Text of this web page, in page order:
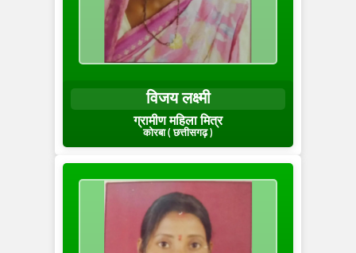
विजय लक्ष्मी
ग्रामीण महिला मित्र
कोरबा ( छत्तीसगढ़ )